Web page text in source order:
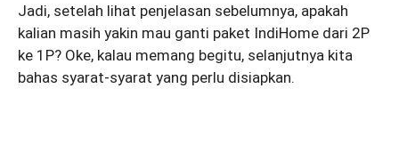
Jadi, setelah lihat penjelasan sebelumnya, apakah
kalian masih yakin mau ganti paket IndiHome dari 2P
ke 1P? Oke, kalau memang begitu, selanjutnya kita
bahas syarat-syarat yang perlu disiapkan.